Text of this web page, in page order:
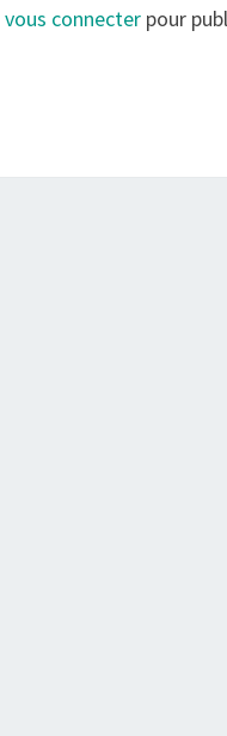
vous connecter pour